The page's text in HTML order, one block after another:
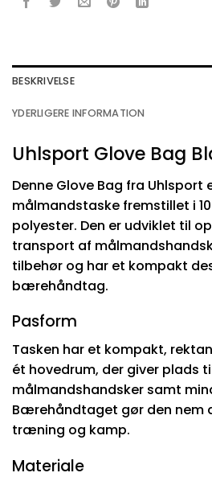
BESKRIVELSE
YDERLIGERE INFORMATION
Uhlsport Glove Bag
Denne Glove Bag fra Uhlsport
målmandstaske fremstillet i
polyester. Den er udviklet til
transport af
tilbehør og har et kompakt
bærehåndtag.
Pasform
Tasken har et kompakt,
ét hovedrum, der giver plads
målmandshandsker samt
Bærehåndtaget gør den nem
træning og kamp.
Materiale